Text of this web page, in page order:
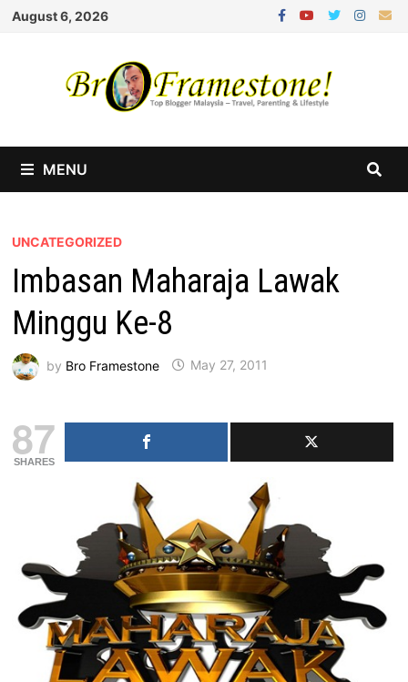
Skip
August 6, 2026
MENU
UNCATEGORIZED
Imbasan Maharaja Lawak
Minggu Ke-8
by Bro Framestone May 27, 2011
87
SHARES